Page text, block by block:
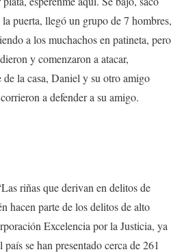
puerta, llegó un grupo de 7 hombres,
a los muchachos en patineta, pero
y comenzaron a atacar,
de la casa, Daniel y su otro amigo
a defender a su amigo.
riñas que derivan en delitos de
hacen parte de losdelitos de alto
Excelencia por la Justicia, ya
se han presentado cerca de261